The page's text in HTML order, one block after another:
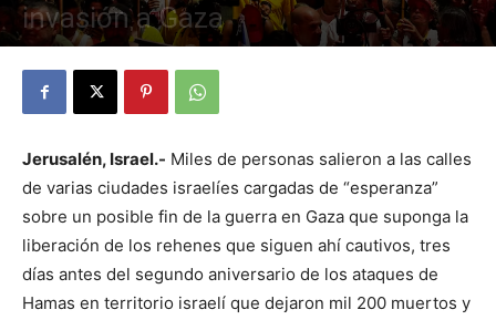
invasión a Gaza
By Julio Valdez - octubre 4, 2025 26
Jerusalén, Israel.- Miles de personas salieron a las calles
de varias ciudades israelíes cargadas de “esperanza”
sobre un posible fin de la guerra en Gaza que suponga la
liberación de los rehenes que siguen ahí cautivos, tres
días antes del segundo aniversario de los ataques de
Hamas en territorio israelí que dejaron mil 200 muertos y